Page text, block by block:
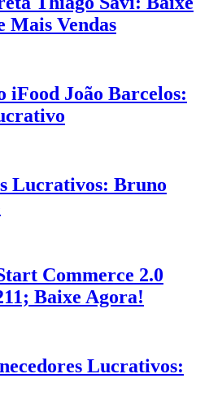
Mais Vendas
iFood João Barcelos:
Lucrativos: Bruno
Commerce 2.0
Baixe Agora!
Lucrativos: